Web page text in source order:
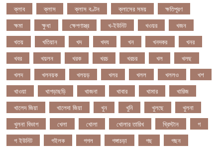
ক্লাব
ক্লাস ক্লাস বণ্টন ক্লাসের সময়
ক্ষতিপূরণ
ক্ষমা
ক্ষুধা ক্ষেপণাস্ত্র খ-ইউনিট খওয়র
খজন
খতয়
খতিয়ান খদ খদয খন খনদকর
খনর
খবর
খয়লন খরক খরচ খরচর খল
খলছ
খলদ
খলনয়ক খলয়ড় খলর খলল খললও
খশ
খাওয়া
খাগড়াছড়ি খাজনা খাবার খামার
খারিজ
খালেদ জিয়া
খালেদা জিয়া খুন খুনি খুলছে
খুলনা
খুলনা বিভাগ
খেলা খোলা খোলার তারিখ খ্রিস্টান
গ
গ ইউনিট
গইলক গগল গঙ্গাচড়া গছ
গছন